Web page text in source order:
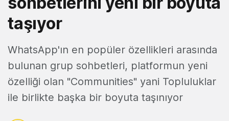
taşıyor
WhatsApp'ın en popüler özellikleri arasında
bulunan grup sohbetleri, platformun yeni
özelliği olan "Communities" yani Topluluklar
ile birlikte başka bir boyuta taşınıyor